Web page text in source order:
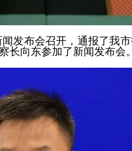
布会召开，通报了我
长向东参加了新闻发布会。